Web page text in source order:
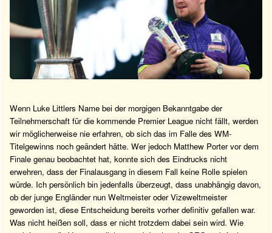
Wenn Luke Littlers Name bei der morgigen Bekanntgabe der
Teilnehmerschaft für die kommende Premier League nicht fällt, werden
wir möglicherweise nie erfahren, ob sich das im Falle des WM-
Titelgewinns noch geändert hätte. Wer jedoch Matthew Porter vor dem
Finale genau beobachtet hat, konnte sich des Eindrucks nicht
erwehren, dass der Finalausgang in diesem Fall keine Rolle spielen
würde. Ich persönlich bin jedenfalls überzeugt, dass unabhängig davon,
ob der junge Engländer nun Weltmeister oder Vizeweltmeister
geworden ist, diese Entscheidung bereits vorher definitiv gefallen war.
Was nicht heißen soll, dass er nicht trotzdem dabei sein wird. Wie